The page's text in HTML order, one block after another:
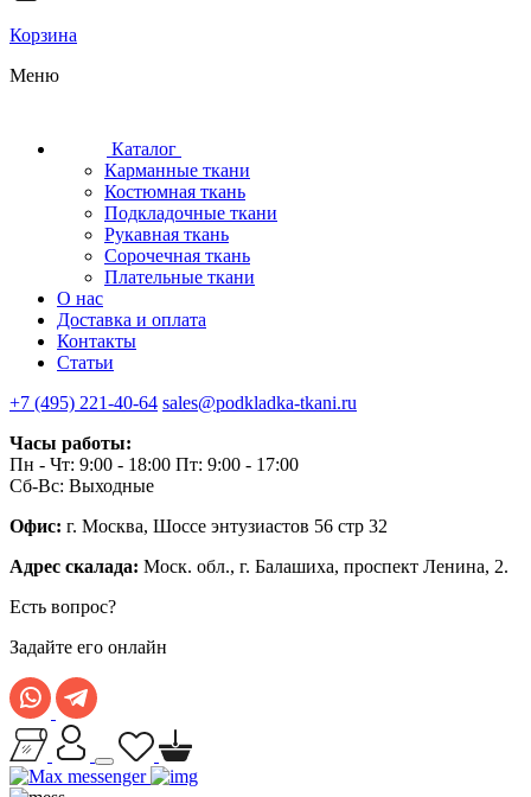
Корзина
Меню
Каталог
Карманные ткани
Костюмная ткань
Подкладочные ткани
Рукавная ткань
Сорочечная ткань
Плательные ткани
О нас
Доставка и оплата
Контакты
Статьи
+7 (495) 221-40-64 sales@podkladka-tkani.ru
Часы работы:
Пн - Чт: 9:00 - 18:00 Пт: 9:00 - 17:00
Сб-Вс: Выходные
Офис: г. Москва, Шоссе энтузиастов 56 стр 32
Адрес скалада: Моск. обл., г. Балашиха, проспект Ленина, 2.
Есть вопрос?
Задайте его онлайн